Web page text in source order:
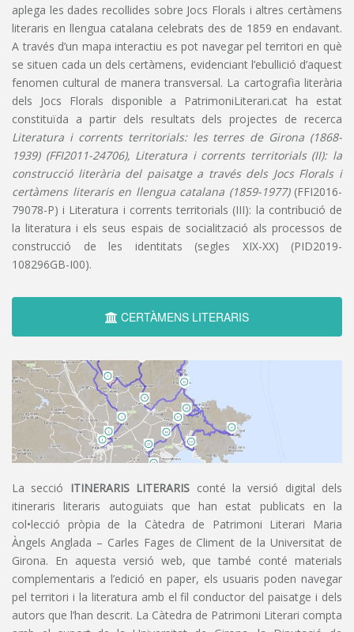
aplega les dades recollides sobre Jocs Florals i altres certàmens
literaris en llengua catalana celebrats des de 1859 en endavant.
A través d’un mapa interactiu es pot navegar pel territori en què
se situen cada un dels certàmens, evidenciant l’ebullició d’aquest
fenomen cultural de manera transversal. La cartografia literària
dels Jocs Florals disponible a PatrimoniLiterari.cat ha estat
constituïda a partir dels resultats dels projectes de recerca
Literatura i corrents territorials: les terres de Girona (1868-
1939) (FFI2011-24706), Literatura i corrents territorials (II): la
construcció literària del paisatge a través dels Jocs Florals i
certàmens literaris en llengua catalana (1859-1977)(FFI2016-
79078-P) i Literatura i corrents territorials (III): la contribució de
la literatura i els seus espais de socialització als processos de
construcció de les identitats (segles XIX-XX) (PID2019-
108296GB-I00).
CERTÀMENS LITERARIS
La secció ITINERARIS LITERARIS conté la versió digital dels
itineraris literaris autoguiats que han estat publicats en la
col•lecció pròpia de la Càtedra de Patrimoni Literari Maria
Àngels Anglada – Carles Fages de Climent de la Universitat de
Girona. En aquesta versió web, que també conté materials
complementaris a l’edició en paper, els usuaris poden navegar
pel territori i la literatura amb el fil conductor del paisatge i dels
autors que l’han descrit. La Càtedra de Patrimoni Literari compta